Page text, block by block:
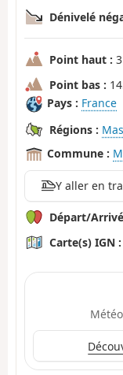
Dénivelé
Point haut :
Point bas :
Pays : France
Régions :
Commune :
Y aller en
Départ/
Carte(s) IGN :